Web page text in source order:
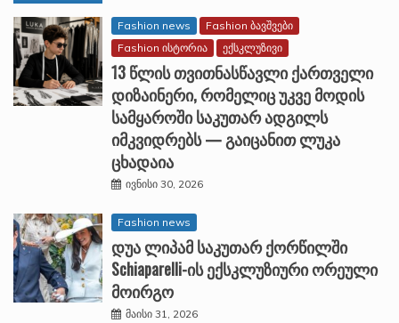
Fashion news
Fashion ბავშვები
Fashion ისტორია
ექსკლუზივი
13 წლის თვითნასწავლი ქართველი
დიზაინერი, რომელიც უკვე მოდის
სამყაროში საკუთარ ადგილს
იმკვიდრებს — გაიცანით ლუკა
ცხადაია
ივნისი 30, 2026
Fashion news
დუა ლიპამ საკუთარ ქორწილში
Schiaparelli-ის ექსკლუზიური ორეული
მოირგო
მაისი 31, 2026